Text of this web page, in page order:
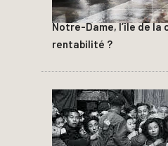
Notre-Dame, l’île de la
rentabilité ?